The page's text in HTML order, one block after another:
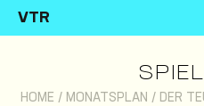
VTR
HOME / MONATSPLAN / DER